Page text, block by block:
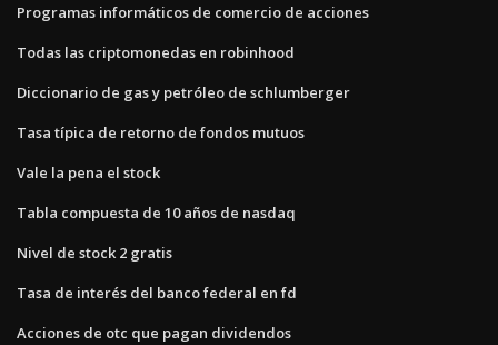
Programas informáticos de comercio de acciones
Todas las criptomonedas en robinhood
Diccionario de gas y petróleo de schlumberger
Tasa típica de retorno de fondos mutuos
Vale la pena el stock
Tabla compuesta de 10 años de nasdaq
Nivel de stock 2 gratis
Tasa de interés del banco federal en fd
Acciones de otc que pagan dividendos